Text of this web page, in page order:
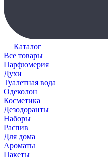
Каталог
Все товары
Парфюмерия
Духи
Туалетная вода
Одеколон
Косметика
Дезодоранты
Наборы
Распив
Для дома
Ароматы
Пакеты